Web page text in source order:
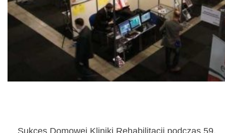
Sukces Domowej Kliniki Rehabilitacji podczas 59.